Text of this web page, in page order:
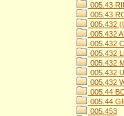
005.43
005.43
005.432
005.432
005.432
005.432
005.432
005.432
005.432
005.44
005.44
005.453